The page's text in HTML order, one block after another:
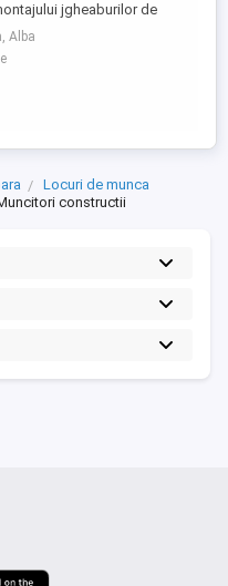
jgheaburilor de
la inaltime!!!! Salariul
5000 ron plus bonusuri.
Alba
Locuri de munca
constructii